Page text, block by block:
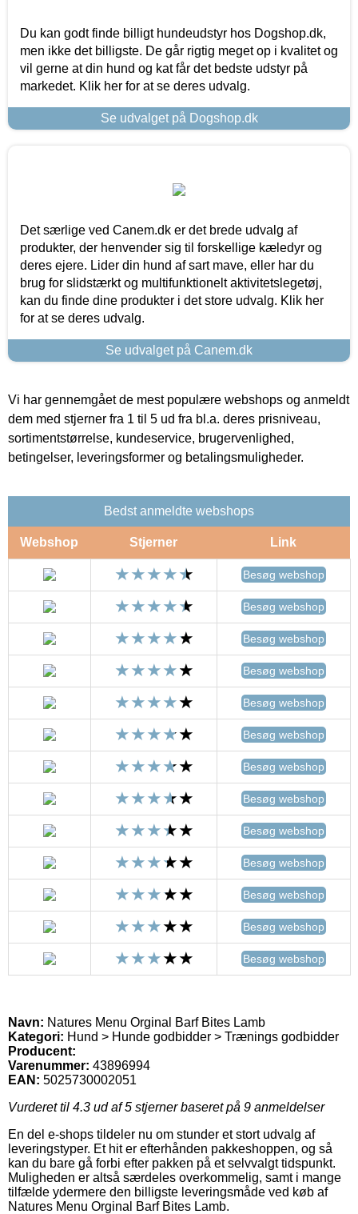
Du kan godt finde billigt hundeudstyr hos Dogshop.dk,
men ikke det billigste. De går rigtig meget op i kvalitet og
vil gerne at din hund og kat får det bedste udstyr på
markedet. Klik her for at se deres udvalg.
Se udvalget på Dogshop.dk
Det særlige ved Canem.dk er det brede udvalg af
produkter, der henvender sig til forskellige kæledyr og
deres ejere. Lider din hund af sart mave, eller har du
brug for slidstærkt og multifunktionelt aktivitetslegetøj,
kan du finde dine produkter i det store udvalg. Klik her
for at se deres udvalg.
Se udvalget på Canem.dk
Vi har gennemgået de mest populære webshops og anmeldt
dem med stjerner fra 1 til 5 ud fra bl.a. deres prisniveau,
sortimentstørrelse, kundeservice, brugervenlighed,
betingelser, leveringsformer og betalingsmuligheder.
Bedst anmeldte webshops
Webshop Stjerner Link
Besøg webshop
Besøg webshop
Besøg webshop
Besøg webshop
Besøg webshop
Besøg webshop
Besøg webshop
Besøg webshop
Besøg webshop
Besøg webshop
Besøg webshop
Besøg webshop
Besøg webshop
Navn: Natures Menu Orginal Barf Bites Lamb
Kategori: Hund > Hunde godbidder > Trænings godbidder
Producent:
Varenummer: 43896994
EAN: 5025730002051
Vurderet til 4.3 ud af 5 stjerner baseret på 9 anmeldelser
En del e-shops tildeler nu om stunder et stort udvalg af
leveringstyper. Et hit er efterhånden pakkeshoppen, og så
kan du bare gå forbi efter pakken på et selvvalgt tidspunkt.
Muligheden er altså særdeles overkommelig, samt i mange
tilfælde ydermere den billigste leveringsmåde ved køb af
Natures Menu Orginal Barf Bites Lamb.